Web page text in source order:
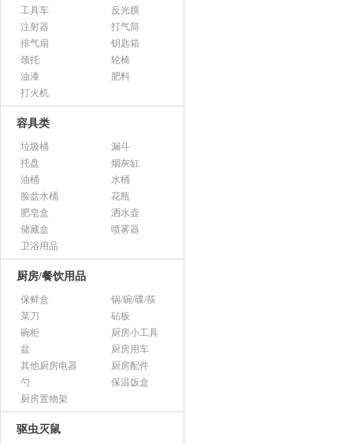
工具车
反光膜
注射器
打气筒
排气扇
钥匙箱
颈托
轮椅
油漆
肥料
打火机
容具类
垃圾桶
漏斗
托盘
烟灰缸
油桶
水桶
脸盆水桶
花瓶
肥皂盒
洒水壶
储藏盒
喷雾器
卫浴用品
厨房/餐饮用品
保鲜盒
锅/碗/碟/筷
菜刀
砧板
碗柜
厨房小工具
盆
厨房用车
其他厨房电器
厨房配件
勺
保温饭盒
厨房置物架
驱虫灭鼠